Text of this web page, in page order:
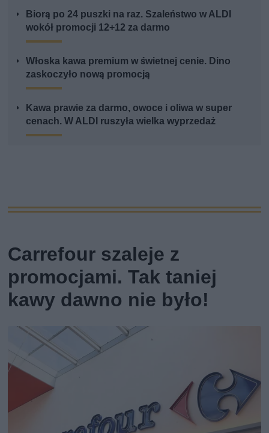
Biorą po 24 puszki na raz. Szaleństwo w ALDI
wokół promocji 12+12 za darmo
Włoska kawa premium w świetnej cenie. Dino
zaskoczyło nową promocją
Kawa prawie za darmo, owoce i oliwa w super
cenach. W ALDI ruszyła wielka wyprzedaż
Carrefour szaleje z
promocjami. Tak taniej
kawy dawno nie było!